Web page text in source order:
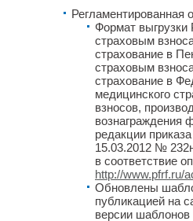
Регламентированная
Формат
страховым
страхование в
страховым
страхование в
медицинского
взносов,
редакции
15.03.2012 №
в соответствие
http://www.pfrf.ru/
Обновлены
публикацией на
версии